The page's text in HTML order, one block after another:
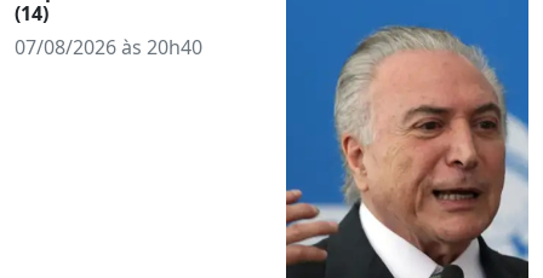
(14)
07/08/2026 às 20h40